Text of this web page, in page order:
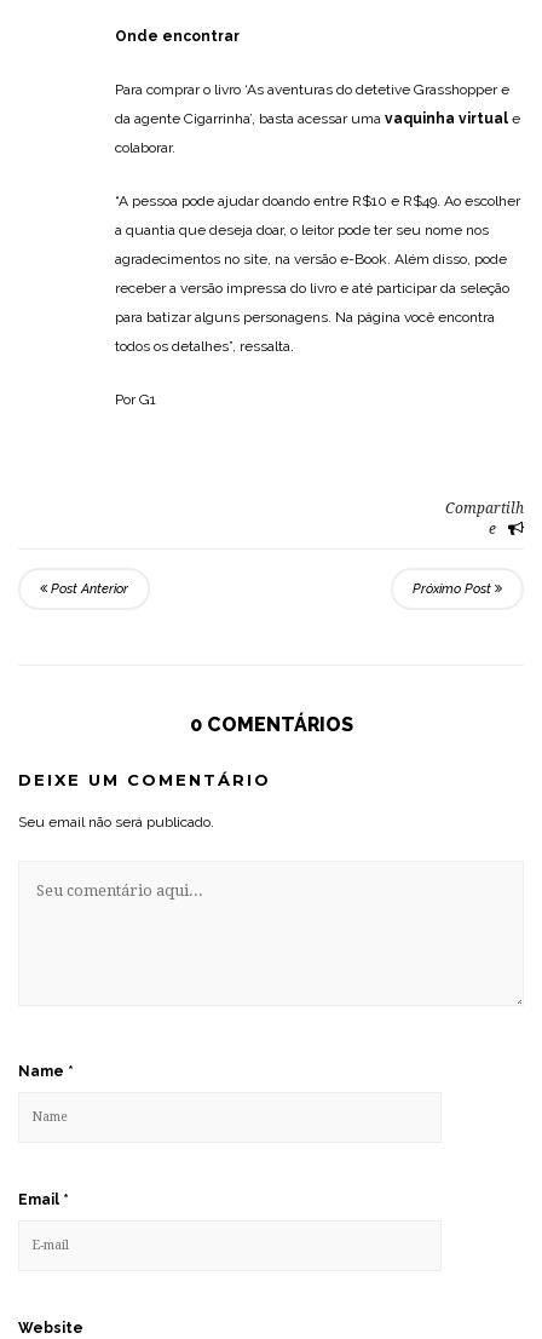
Onde encontrar
Para comprar o livro ‘As aventuras do detetive Grasshopper e
da agente Cigarrinha’, basta acessar uma vaquinha virtual e
colaborar.
“A pessoa pode ajudar doando entre R$10 e R$49. Ao escolher
a quantia que deseja doar, o leitor pode ter seu nome nos
agradecimentos no site, na versão e-Book. Além disso, pode
receber a versão impressa do livro e até participar da seleção
para batizar alguns personagens. Na página você encontra
todos os detalhes”, ressalta.
Por G1
Compartilh
e
Post Anterior Próximo Post
0 COMENTÁRIOS
DEIXE UM COMENTÁRIO
Seu email não será publicado.
Name *
Email *
Website